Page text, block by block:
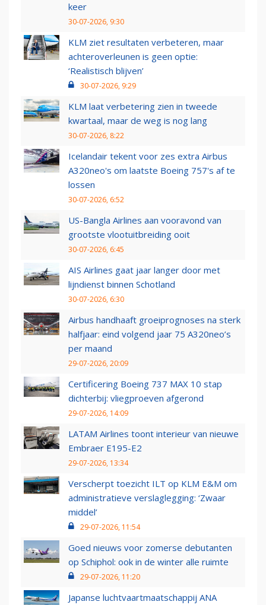
keer
30-07-2026, 9:30
KLM ziet resultaten verbeteren, maar
achteroverleunen is geen optie:
‘Realistisch blijven’
30-07-2026, 9:29
KLM laat verbetering zien in tweede
kwartaal, maar de weg is nog lang
30-07-2026, 8:22
Icelandair tekent voor zes extra Airbus
A320neo's om laatste Boeing 757's af te
lossen
30-07-2026, 6:52
US-Bangla Airlines aan vooravond van
grootste vlootuitbreiding ooit
30-07-2026, 6:45
AIS Airlines gaat jaar langer door met
lijndienst binnen Schotland
30-07-2026, 6:30
Airbus handhaaft groeiprognoses na sterk
halfjaar: eind volgend jaar 75 A320neo’s
per maand
29-07-2026, 20:09
Certificering Boeing 737 MAX 10 stap
dichterbij: vliegproeven afgerond
29-07-2026, 14:09
LATAM Airlines toont interieur van nieuwe
Embraer E195-E2
29-07-2026, 13:34
Verscherpt toezicht ILT op KLM E&M om
administratieve verslaglegging: ‘Zwaar
middel’
29-07-2026, 11:54
Goed nieuws voor zomerse debutanten
op Schiphol: ook in de winter alle ruimte
29-07-2026, 11:20
Japanse luchtvaartmaatschappij ANA